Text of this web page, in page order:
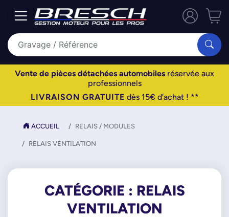
Vente de pièces détachées automobiles réservée aux
professionnels
LIVRAISON GRATUITE dès 15€ d’achat ! **
ACCUEIL RELAIS / MODULES
RELAIS VENTILATION
CATÉGORIE : RELAIS
VENTILATION